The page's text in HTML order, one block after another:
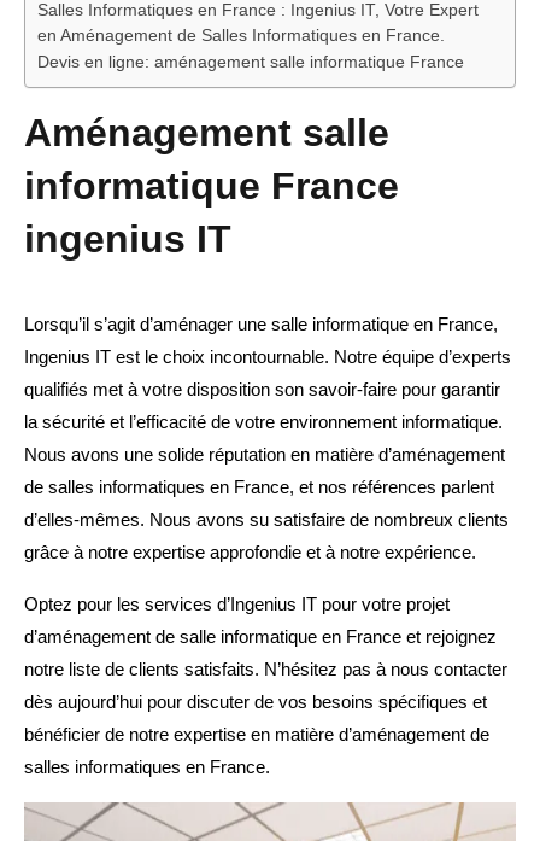
Salles Informatiques en France : Ingenius IT, Votre Expert
en Aménagement de Salles Informatiques en France.
Devis en ligne: aménagement salle informatique France
Aménagement salle
informatique France
ingenius IT
Lorsqu’il s’agit d’aménager une salle informatique en France,
Ingenius IT est le choix incontournable. Notre équipe d’experts
qualifiés met à votre disposition son savoir-faire pour garantir
la sécurité et l’efficacité de votre environnement informatique.
Nous avons une solide réputation en matière d’aménagement
de salles informatiques en France, et nos références parlent
d’elles-mêmes. Nous avons su satisfaire de nombreux clients
grâce à notre expertise approfondie et à notre expérience.
Optez pour les services d’Ingenius IT pour votre projet
d’aménagement de salle informatique en France et rejoignez
notre liste de clients satisfaits. N’hésitez pas à nous contacter
dès aujourd’hui pour discuter de vos besoins spécifiques et
bénéficier de notre expertise en matière d’aménagement de
salles informatiques en France.